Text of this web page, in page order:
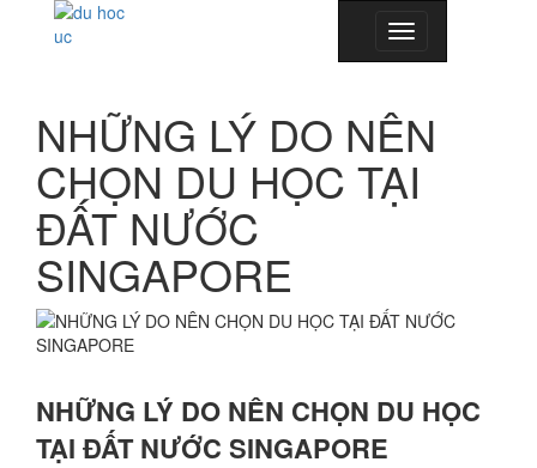
Toggle
navigation
NHỮNG LÝ DO NÊN
CHỌN DU HỌC TẠI
ĐẤT NƯỚC
SINGAPORE
NHỮNG LÝ DO NÊN CHỌN DU HỌC
TẠI ĐẤT NƯỚC SINGAPORE